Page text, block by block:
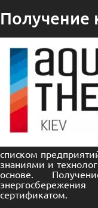
Получение
списком
знаниями и
основе.
сертификатом.